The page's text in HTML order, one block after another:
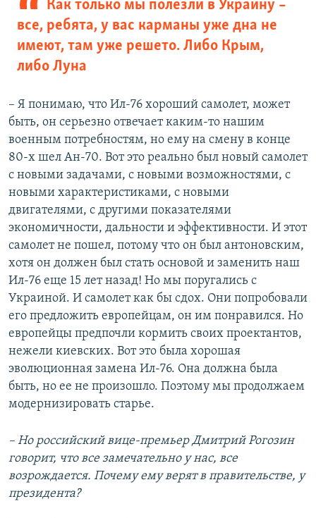
Как только мы полезли в Украину –
все, ребята, у вас карманы уже дна не
имеют, там уже решето. Либо Крым,
либо Луна
– Я понимаю, что Ил-76 хороший самолет, может
быть, он серьезно отвечает каким-то нашим
военным потребностям, но ему на смену в конце
80-х шел Ан-70. Вот это реально был новый самолет
с новыми задачами, с новыми возможностями, с
новыми характеристиками, с новыми
двигателями, с другими показателями
экономичности, дальности и эффективности. И этот
самолет не пошел, потому что он был антоновским,
хотя он должен был стать основой и заменить наш
Ил-76 еще 15 лет назад! Но мы поругались с
Украиной. И самолет как бы сдох. Они попробовали
его предложить европейцам, он им понравился. Но
европейцы предпочли кормить своих проектантов,
нежели киевских. Вот это была хорошая
эволюционная замена Ил-76. Она должна была
быть, но ее не произошло. Поэтому мы продолжаем
модернизировать старье.
– Но российский вице-премьер Дмитрий Рогозин
говорит, что все замечательно у нас, все
возрождается. Почему ему верят в правительстве, у
президента?